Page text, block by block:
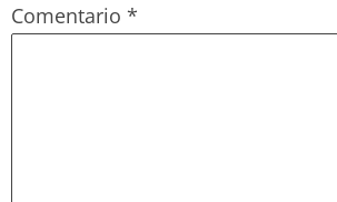
Comentario *